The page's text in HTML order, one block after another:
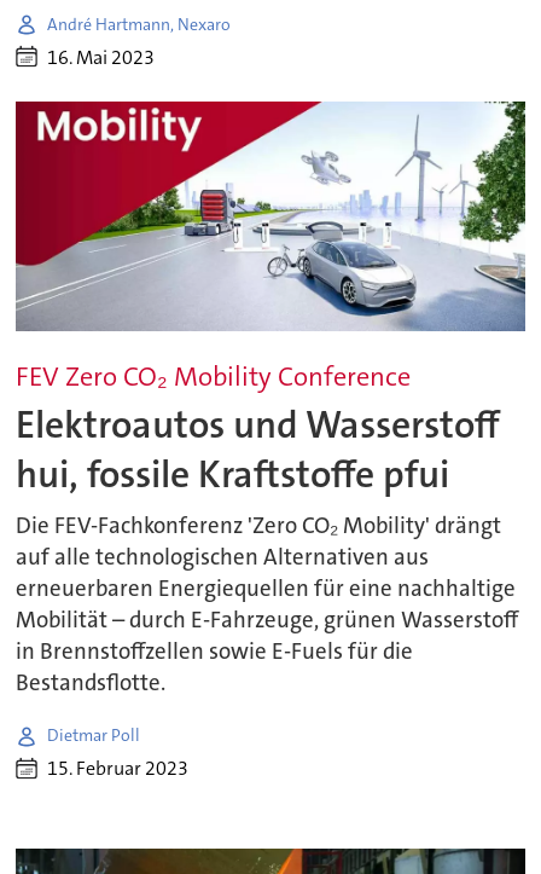
André Hartmann, Nexaro
16. Mai 2023
FEV Zero CO₂ Mobility Conference
Elektroautos und Wasserstoff
hui, fossile Kraftstoffe pfui
Die FEV-Fachkonferenz 'Zero CO₂ Mobility' drängt
auf alle technologischen Alternativen aus
erneuerbaren Energiequellen für eine nachhaltige
Mobilität – durch E-Fahrzeuge, grünen Wasserstoff
in Brennstoffzellen sowie E-Fuels für die
Bestandsflotte.
Dietmar Poll
15. Februar 2023